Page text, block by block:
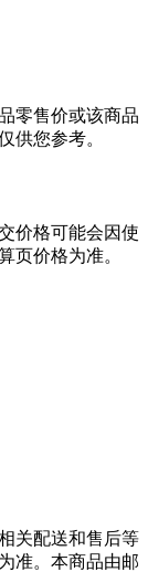
零售价或该商品
供您参考。
价格可能会因使
页价格为准。
关配送和售后等
准。本商品由邮